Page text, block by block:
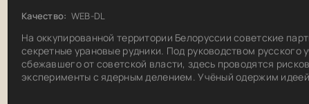
Качество: WEB-DL
На оккупированной территории Белоруссии советские
секретные урановые рудники. Под руководством русского
сбежавшего от советской власти, здесь проводятся
эксперименты с ядерным делением. Учёный одержим